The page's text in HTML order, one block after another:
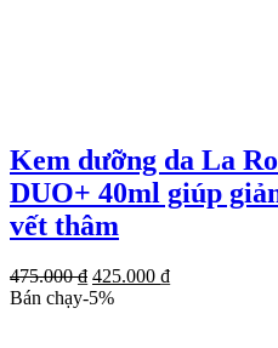
Kem dưỡng da La
DUO+ 40ml giúp
vết thâm
475.000₫ Giá
gốc
425.000 ₫Giá
Bán chạy-5%